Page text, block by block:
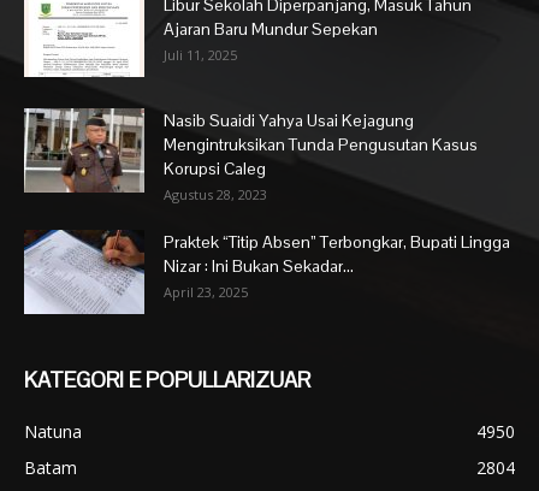
Libur Sekolah Diperpanjang, Masuk Tahun
Ajaran Baru Mundur Sepekan
Juli 11, 2025
Nasib Suaidi Yahya Usai Kejagung
Mengintruksikan Tunda Pengusutan Kasus
Korupsi Caleg
Agustus 28, 2023
Praktek “Titip Absen” Terbongkar, Bupati Lingga
Nizar : Ini Bukan Sekadar...
April 23, 2025
KATEGORI E POPULLARIZUAR
Natuna
4950
Batam
2804